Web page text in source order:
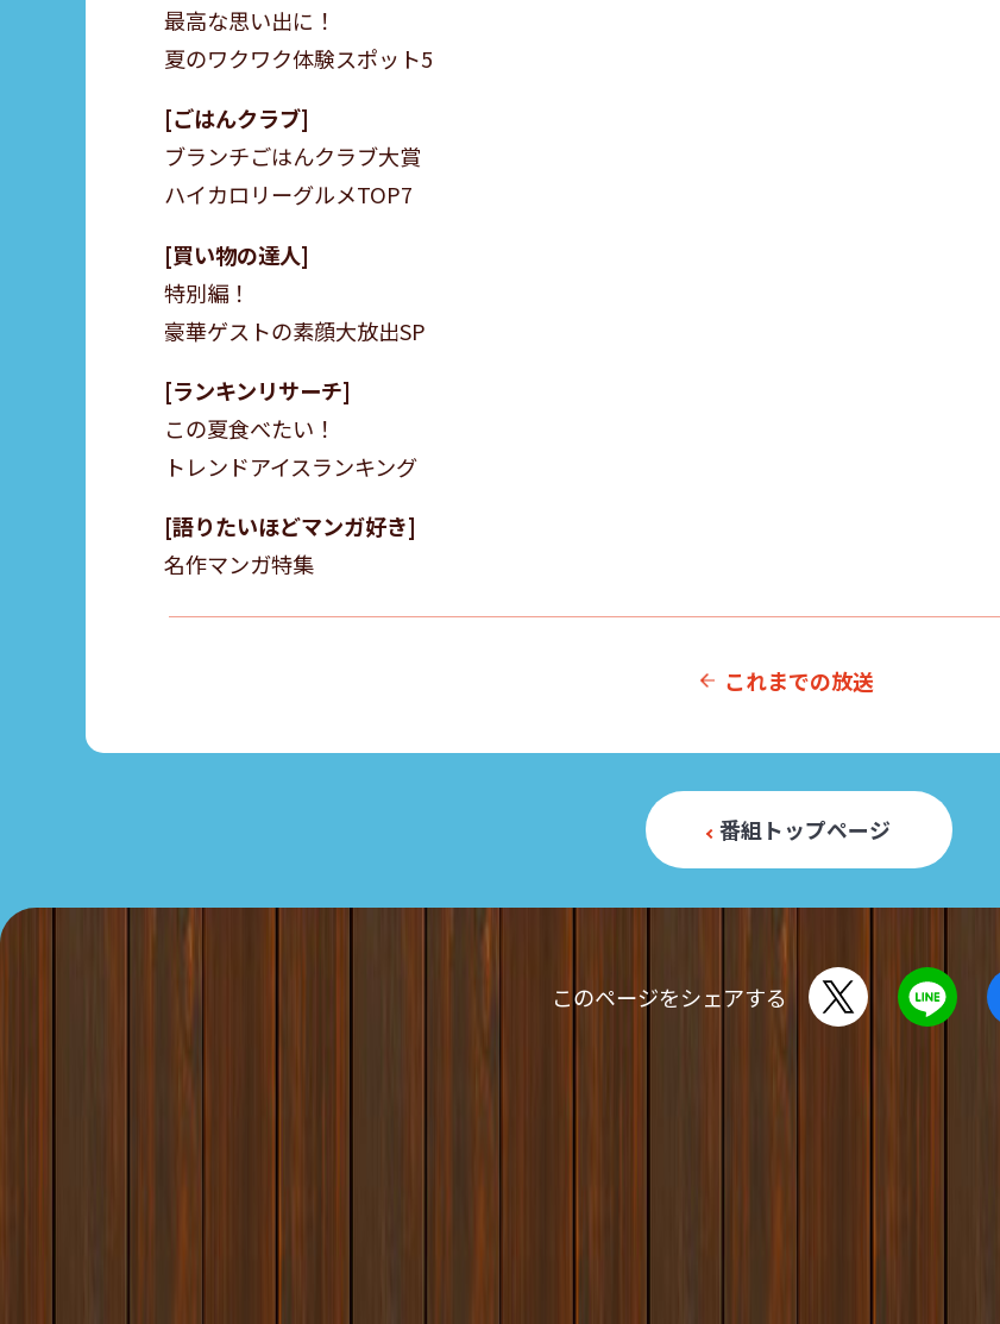
最高な思い出に！
夏のワクワク体験スポット5
ごはんクラブ
ブランチごはんクラブ大賞
ハイカロリーグルメTOP7
買い物の達人
特別編！
豪華ゲストの素顔大放出SP
ランキンリサーチ
この夏食べたい！
トレンドアイスランキング
語りたいほどマンガ好き
名作マンガ特集
これまでの放送
番組トップページ
このページをシェアする